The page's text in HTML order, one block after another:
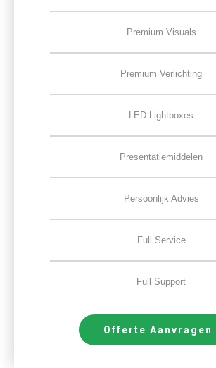
Premium Visuals
Premium Verlichting
LED Lightboxes
Presentatiemiddelen
Persoonlijk Advies
Full Service
Full Support
Offerte Aanvragen